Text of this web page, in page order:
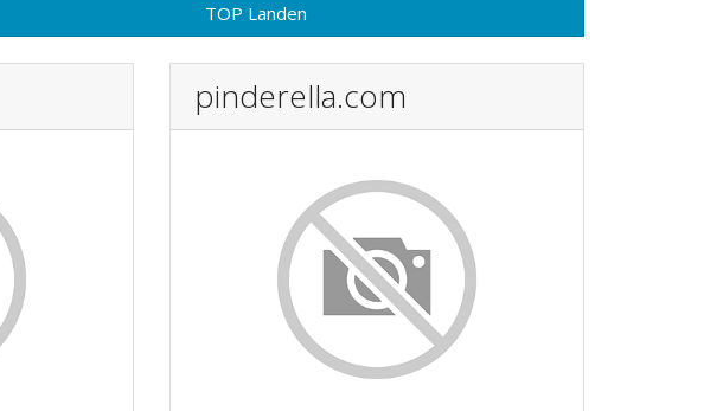
TOP Landen
pinderella.com